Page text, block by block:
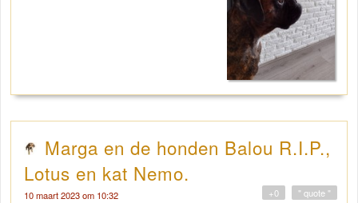
Marga en de honden Balou R.I.P.,
Lotus en kat Nemo.
10 maart 2023 om 10:32 " quote "
+0